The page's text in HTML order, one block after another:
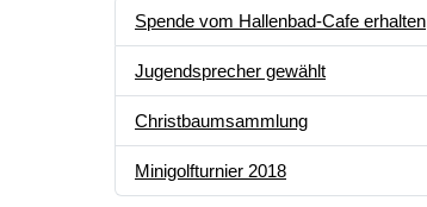
Spende vom Hallenbad-Cafe erhalten
Jugendsprecher gewählt
Christbaumsammlung
Minigolfturnier 2018